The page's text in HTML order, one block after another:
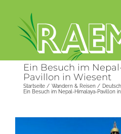
springen
Ein Besuch im
Pavillon in Wiesent
Startseite Wandern & Reisen
Ein Besuch im Nepal-Himalaya-Pavillon